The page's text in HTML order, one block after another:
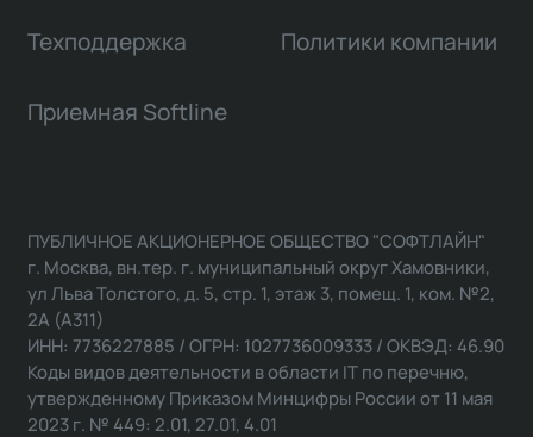
Техподдержка Политики компании
Приемная Softline
ПУБЛИЧНОЕ АКЦИОНЕРНОЕ ОБЩЕСТВО "СОФТЛАЙН"
г. Москва, вн.тер. г. муниципальный округ Хамовники,
ул Льва Толстого, д. 5, стр. 1, этаж 3, помещ. 1, ком. №2,
2А (А311)
ИНН: 7736227885 / ОГРН: 1027736009333 / ОКВЭД: 46.90
Коды видов деятельности в области IT по перечню,
утвержденному Приказом Минцифры России от 11 мая
2023 г. № 449: 2.01, 27.01, 4.01